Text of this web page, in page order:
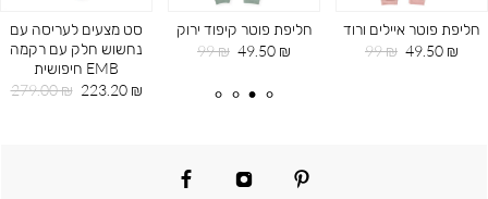
סט מצעים לעריסה עם
נחשוש חלק עם רקמה
EMB חיפושית
מחיר
223.20 ₪
מחיר
279.00 ₪
חליפת פוטר קיפוד ירוק
מחיר
49.50 ₪
מחיר
99 ₪
חליפת פוטר איילים ורוד
מחיר
49.50 ₪
מחיר
99 ₪
pinterest
instagram
facebook